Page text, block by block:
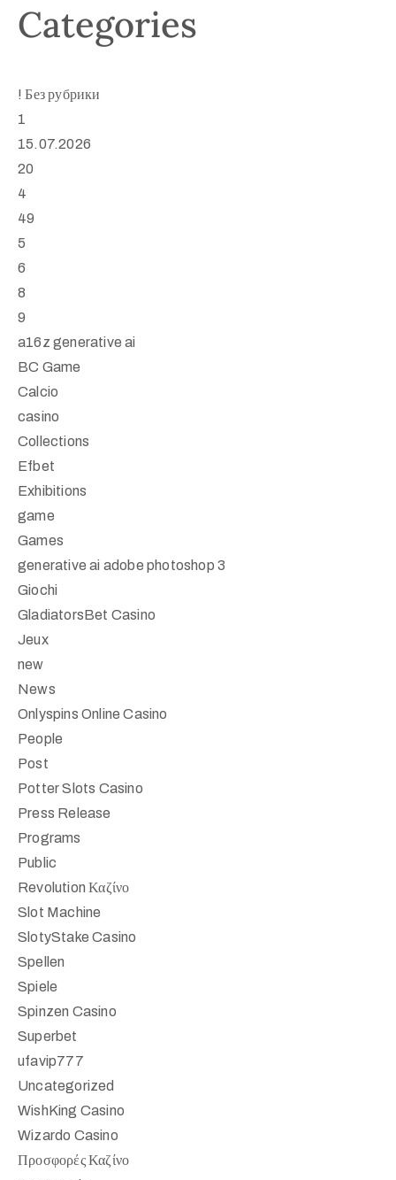
Categories
! Без рубрики
1
15.07.2026
20
4
49
5
6
8
9
a16z generative ai
BC Game
Calcio
casino
Collections
Efbet
Exhibitions
game
Games
generative ai adobe photoshop 3
Giochi
GladiatorsBet Casino
Jeux
new
News
Onlyspins Online Casino
People
Post
Potter Slots Casino
Press Release
Programs
Public
Revolution Καζίνο
Slot Machine
SlotyStake Casino
Spellen
Spiele
Spinzen Casino
Superbet
ufavip777
Uncategorized
WishKing Casino
Wizardo Casino
Προσφορές Καζίνο